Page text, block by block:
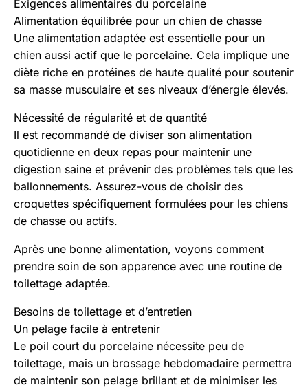
Exigences alimentaires du porcelaine
Alimentation équilibrée pour un chien de chasse
Une alimentation adaptée est essentielle pour un
chien aussi actif que le porcelaine. Cela implique une
diète riche en protéines de haute qualité pour soutenir
sa masse musculaire et ses niveaux d’énergie élevés.
Nécessité de régularité et de quantité
Il est recommandé de diviser son alimentation
quotidienne en deux repas pour maintenir une
digestion saine et prévenir des problèmes tels que les
ballonnements. Assurez-vous de choisir des
croquettes spécifiquement formulées pour les chiens
de chasse ou actifs.
Après une bonne alimentation, voyons comment
prendre soin de son apparence avec une routine de
toilettage adaptée.
Besoins de toilettage et d’entretien
Un pelage facile à entretenir
Le poil court du porcelaine nécessite peu de
toilettage, mais un brossage hebdomadaire permettra
de maintenir son pelage brillant et de minimiser les